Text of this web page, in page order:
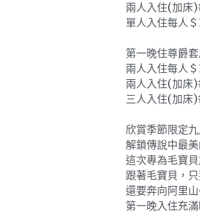
兩人入住(加床
單人入住每人
第一晚住尊爵
兩人入住每人
兩人入住(加床
三人入住(加床
欣賞季節限定
解鎖傳說中最
這次專為毛寶
跟著毛寶貝，
還要奔向阿里
第一晚入住充